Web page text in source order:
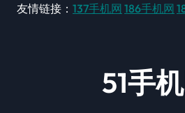
友情链接： 137手机网 186手机网
51手